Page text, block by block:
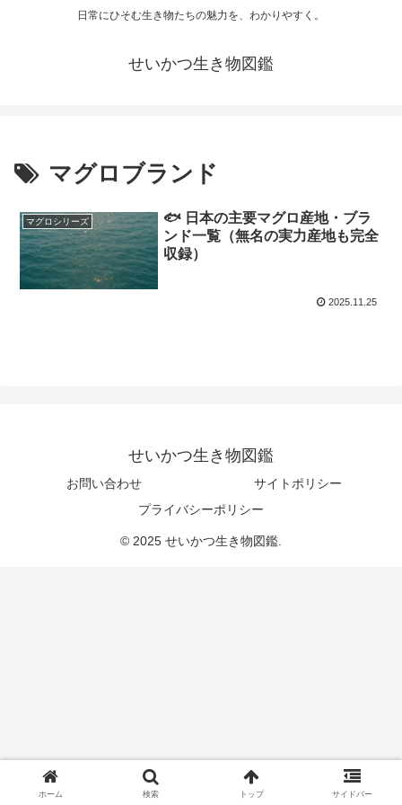
日常にひそむ生き物たちの魅力を、わかりやすく。
せいかつ生き物図鑑
マグロブランド
マグロシリーズ
🐟 日本の主要マグロ産地・ブラ
ンド一覧（無名の実力産地も完全
収録）
2025.11.25
せいかつ生き物図鑑
お問い合わせ
サイトポリシー
プライバシーポリシー
© 2025 せいかつ生き物図鑑.
ホーム 検索 トップ サイドバー